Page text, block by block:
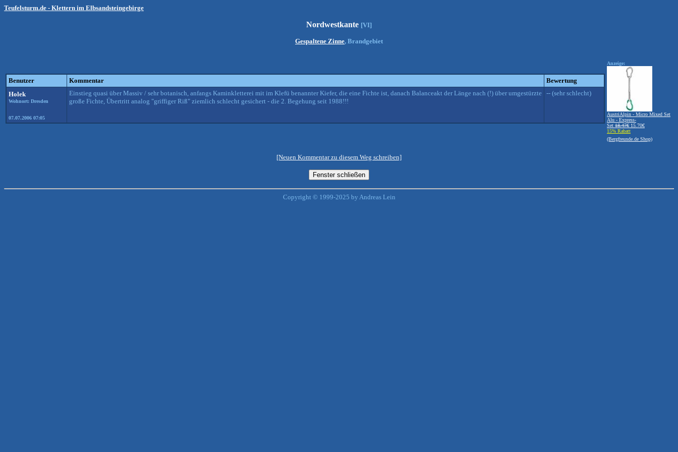
Teufelsturm.de - Klettern im Elbsandsteingebirge
Nordwestkante [VI]
Gespaltene Zinne, Brandgebiet
Benutzer Kommentar
Bewertung
Holek
Wohnort: Dresden
07.07.2006 07:05
Einstieg quasi über Massiv / sehr botanisch, anfangs Kaminkletterei mit im Klefü benannter Kiefer, die eine Fichte ist, danach Balanceakt der Länge nach (!) über umgestürzte
große Fichte, Übertritt analog "griffiger Riß" ziemlich schlecht gesichert - die 2. Begehung seit 1988!!!
-- (sehr schlecht)
Anzeige:
AustriAlpin - Micro Mixed Set
Alu - Express-
Set 18.47€ 15.70€
15% Rabatt
(Bergfreunde.de Shop)
[Neuen Kommentar zu diesem Weg schreiben]
Copyright © 1999-2025 by Andreas Lein